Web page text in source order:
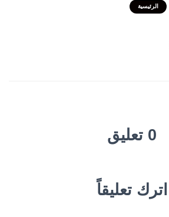
الرئيسية
0 تعليق
اترك تعليقاً